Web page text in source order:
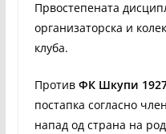
Првостепената
организаторска и
клуба.
Против ФК Шкупи
постапка согласно
напад од страна на